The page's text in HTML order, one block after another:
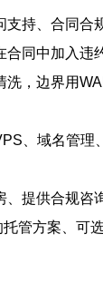
持、合同
同中加入违
，边界用
、域名管
提供合规
管方案、